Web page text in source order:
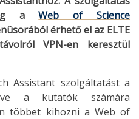
ig aWeb of Science
érhető el az ELTE
VPN-en keresztül
Assistant szolgáltatást a
a kutatók számára
többet kihozni a Web of